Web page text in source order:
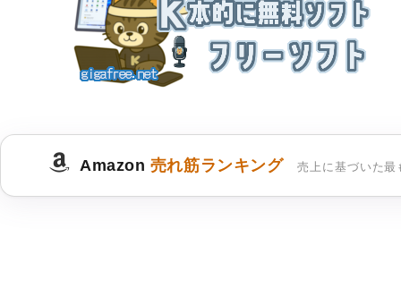
Amazon 売れ筋ランキング 売上に基づいた最